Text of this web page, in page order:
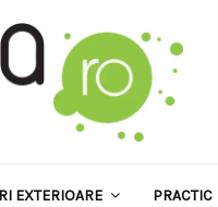
EXTERIOARE PRACTIC